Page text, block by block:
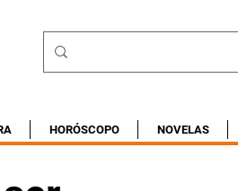
HORÓSCOPO NOVELAS